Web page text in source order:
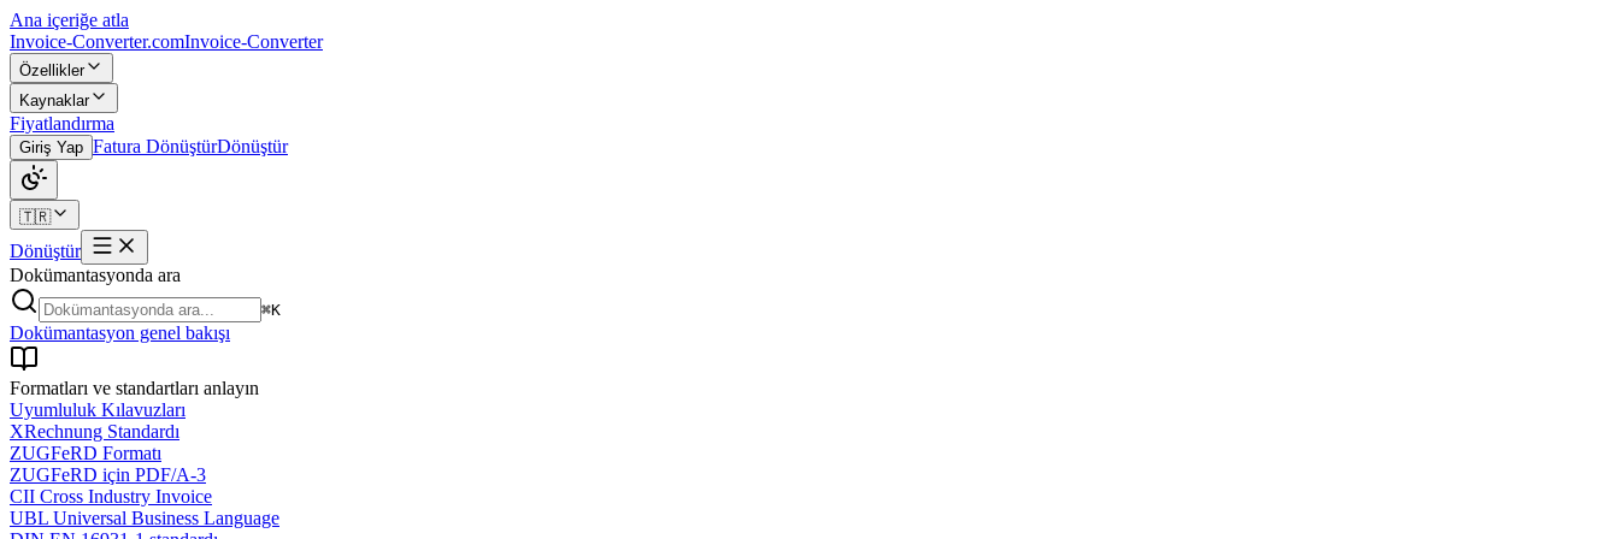
Ana içeriğe atla
Invoice-Converter.comInvoice-Converter
Özellikler
Kaynaklar
Fiyatlandırma
Giriş Yap Fatura DönüştürDönüştür
🇹🇷
Dönüştür
Dokümantasyonda ara
⌘K
Dokümantasyon genel bakışı
Formatları ve standartları anlayın
Uyumluluk Kılavuzları
XRechnung Standardı
ZUGFeRD Formatı
ZUGFeRD için PDF/A-3
CII Cross Industry Invoice
UBL Universal Business Language